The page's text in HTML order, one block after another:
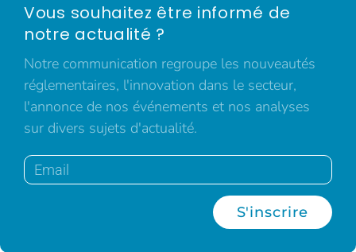
Vous souhaitez être informé de
notre actualité ?
Notre communication regroupe les nouveautés
réglementaires, l'innovation dans le secteur,
l'annonce de nos événements et nos analyses
sur divers sujets d'actualité.
S'inscrire